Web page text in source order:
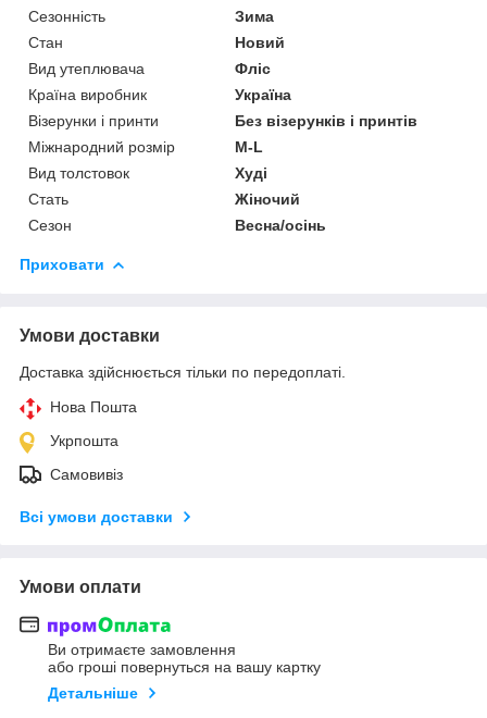
Сезонність
Зима
Стан
Новий
Вид утеплювача
Фліс
Країна виробник
Україна
Візерунки і принти
Без візерунків і принтів
Міжнародний розмір
M-L
Вид толстовок
Худі
Стать
Жіночий
Сезон
Весна/осінь
Приховати
Умови доставки
Доставка здійснюється тільки по передоплаті.
Нова Пошта
Укрпошта
Самовивіз
Всі умови доставки
Умови оплати
Ви отримаєте замовлення
або гроші повернуться на вашу картку
Детальніше